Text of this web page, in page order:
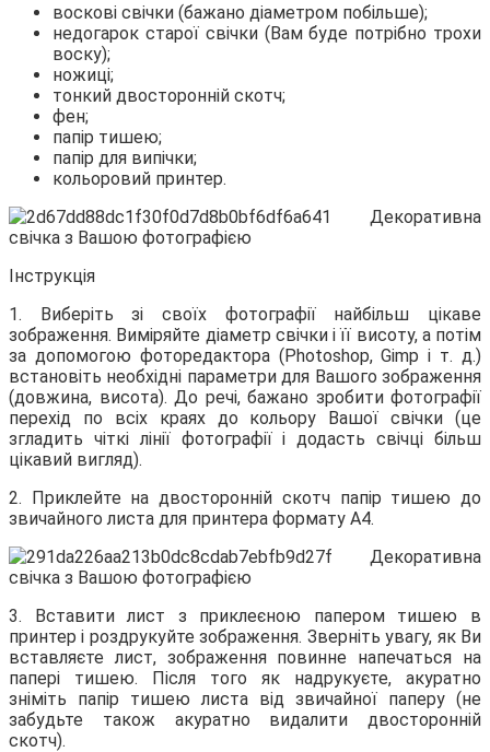
воскові свічки (бажано діаметром побільше);
недогарок старої свічки (Вам буде потрібно трохи
воску);
ножиці;
тонкий двосторонній скотч;
фен;
папір тишею;
папір для випічки;
кольоровий принтер.
Інструкція
1. Виберіть зі своїх фотографії найбільш цікаве
зображення. Виміряйте діаметр свічки і її висоту, а потім
за допомогою фоторедактора (Photoshop, Gimp і т. д.)
встановіть необхідні параметри для Вашого зображення
(довжина, висота). До речі, бажано зробити фотографії
перехід по всіх краях до кольору Вашої свічки (це
згладить чіткі лінії фотографії і додасть свічці більш
цікавий вигляд).
2. Приклейте на двосторонній скотч папір тишею до
звичайного листа для принтера формату А4.
3. Вставити лист з приклеєною папером тишею в
принтер і роздрукуйте зображення. Зверніть увагу, як Ви
вставляєте лист, зображення повинне напечаться на
папері тишею. Після того як надрукуєте, акуратно
зніміть папір тишею листа від звичайної паперу (не
забудьте також акуратно видалити двосторонній
скотч).